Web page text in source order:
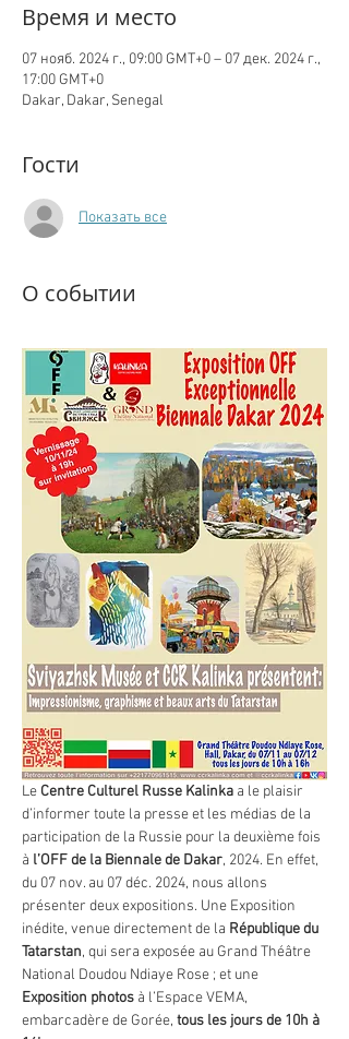
Время и место
07 нояб. 2024 г., 09:00 GMT+0 – 07 дек. 2024 г.,
17:00 GMT+0
Dakar, Dakar, Senegal
Гости
Показать все
О событии
Le Centre Culturel Russe Kalinka a le plaisir
d’informer toute la presse et les médias de la
participation de la Russie pour la deuxième fois
à l’OFF de la Biennale de Dakar, 2024. En effet,
du 07 nov. au 07 déc. 2024, nous allons
présenter deux expositions. Une Exposition
inédite, venue directement de la République du
Tatarstan, qui sera exposée au Grand Théâtre
National Doudou Ndiaye Rose ; et une
Exposition photos à l’Espace VEMA,
embarcadère de Gorée, tous les jours de 10h à